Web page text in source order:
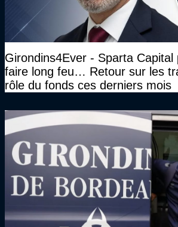
Girondins4Ever - Sparta
faire long feu… Retour sur les
rôle du fonds ces derniers mois